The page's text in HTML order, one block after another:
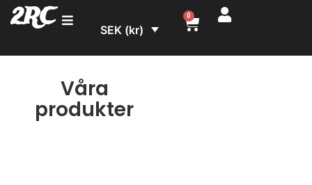
2RC SEK (kr)
0
Våra
produkter